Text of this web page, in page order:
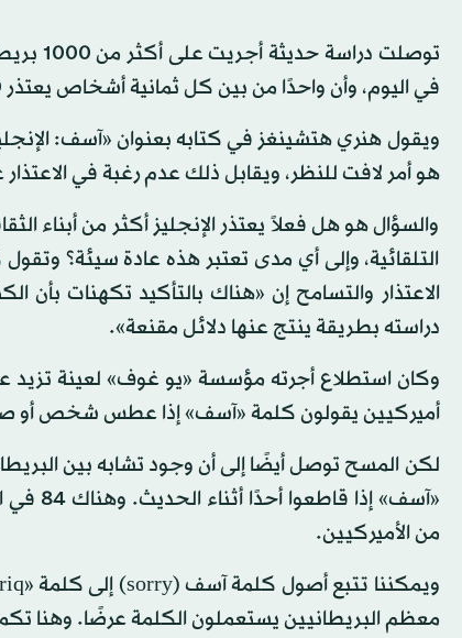
في اليوم، وأن واحدًا من بين كل ثمانية أشخاص يعتذر 20 مرة في اليوم الواحد.
ويقول هنري هتشينغز في كتابه بعنوان «آسف:
هو أمر لافت للنظر، ويقابل ذلك عدم رغبة في
والسؤال هو هل فعلاً يعتذر الإنجليز أكثر من أبناء
التلقائية، وإلى أي مدى تعتبر هذه عادة سيئة؟
الاعتذار والتسامح إن «هناك بالتأكيد تكهنات بأن
دراسته بطريقة ينتج عنها دلائل مقنعة».
أميركيين يقولون كلمة «آسف» إذا عطس شخص أو
لكن المسح توصل أيضًا إلى أن وجود تشابه بين
من الأميركيين.
معظم البريطانيين يستعملون الكلمة عرضًا. وهنا